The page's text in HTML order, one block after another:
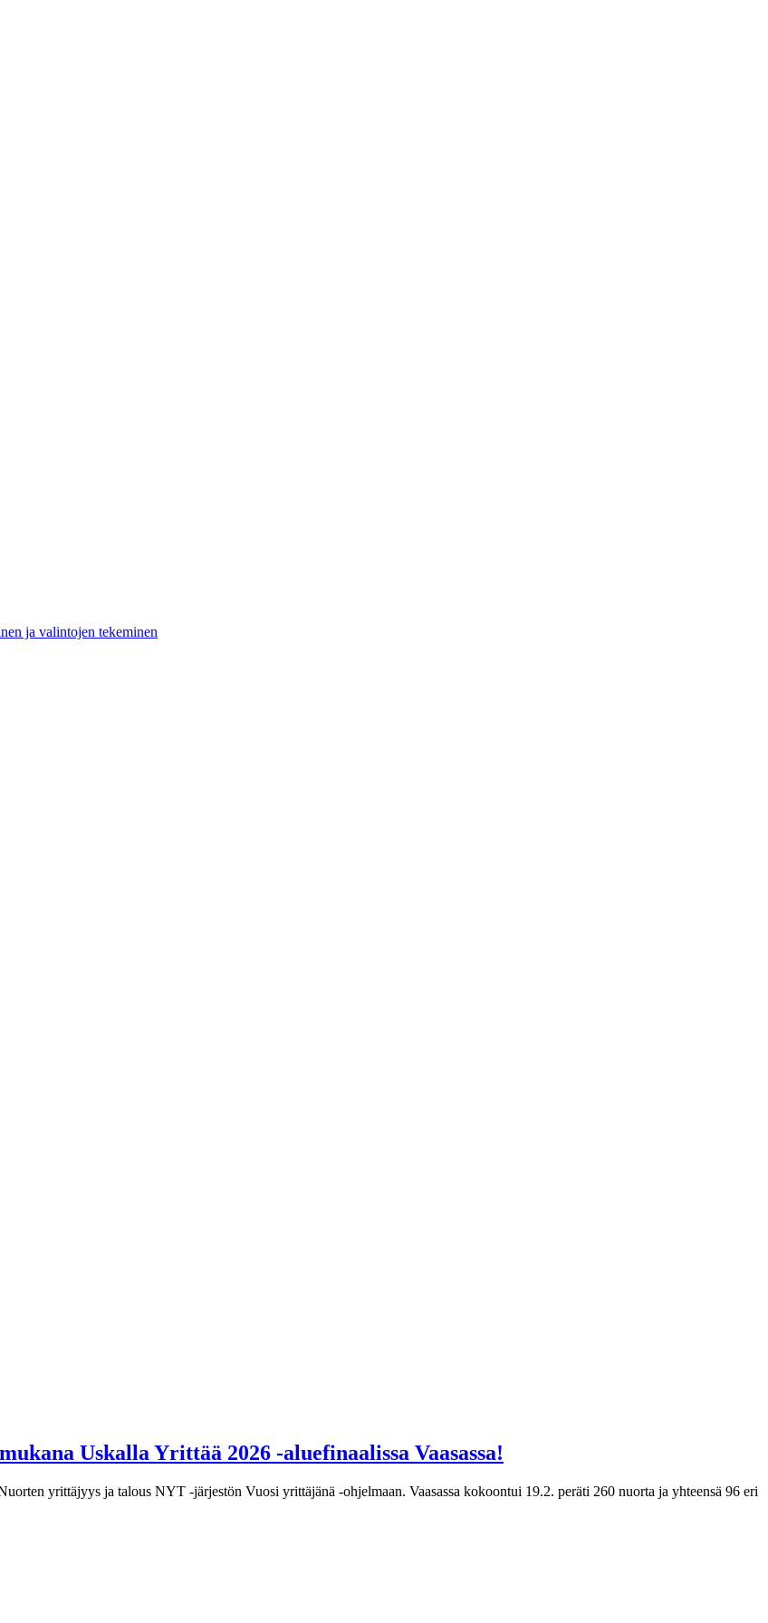
ja valintojen tekeminen
Uskalla Yrittää 2026 ‑aluefinaalissa Vaasassa!
yrittäjyys ja talous NYT ‑järjestön Vuosi yrittäjänä ‑ohjelmaan. Vaasassa kokoontui 19.2. peräti 260 nuorta ja yhteensä 96 eri